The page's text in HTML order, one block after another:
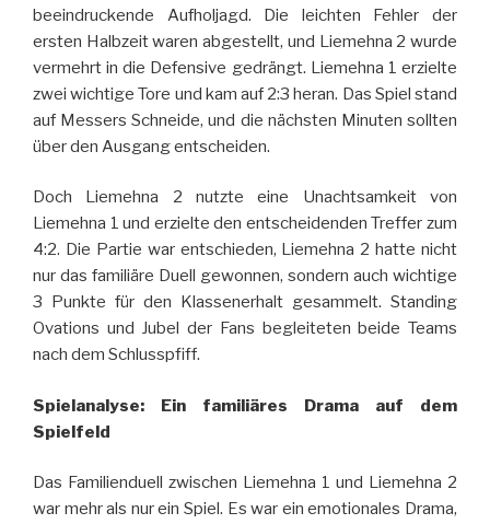
beeindruckende Aufholjagd. Die leichten Fehler der
ersten Halbzeit waren abgestellt, und Liemehna 2 wurde
vermehrt in die Defensive gedrängt. Liemehna 1 erzielte
zwei wichtige Tore und kam auf 2:3 heran. Das Spiel stand
auf Messers Schneide, und die nächsten Minuten sollten
über den Ausgang entscheiden.
Doch Liemehna 2 nutzte eine Unachtsamkeit von
Liemehna 1 und erzielte den entscheidenden Treffer zum
4:2. Die Partie war entschieden, Liemehna 2 hatte nicht
nur das familiäre Duell gewonnen, sondern auch wichtige
3 Punkte für den Klassenerhalt gesammelt. Standing
Ovations und Jubel der Fans begleiteten beide Teams
nach dem Schlusspfiff.
Spielanalyse: Ein familiäres Drama auf dem
Spielfeld
Das Familienduell zwischen Liemehna 1 und Liemehna 2
war mehr als nur ein Spiel. Es war ein emotionales Drama,